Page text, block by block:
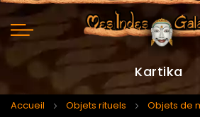
Kartika
Accueil Objets rituels Objets de